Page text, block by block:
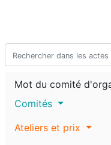
Mot du comité
Comités
Ateliers et prix